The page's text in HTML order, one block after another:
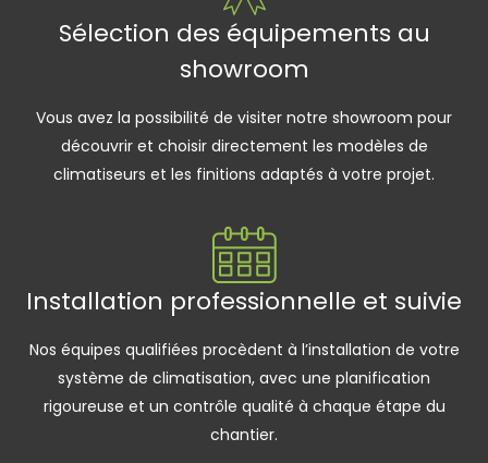
Sélection des équipements au
showroom
Vous avez la possibilité de visiter notre showroom pour
découvrir et choisir directement les modèles de
climatiseurs et les finitions adaptés à votre projet.
Installation professionnelle et suivie
Nos équipes qualifiées procèdent à l’installation de votre
système de climatisation, avec une planification
rigoureuse et un contrôle qualité à chaque étape du
chantier.